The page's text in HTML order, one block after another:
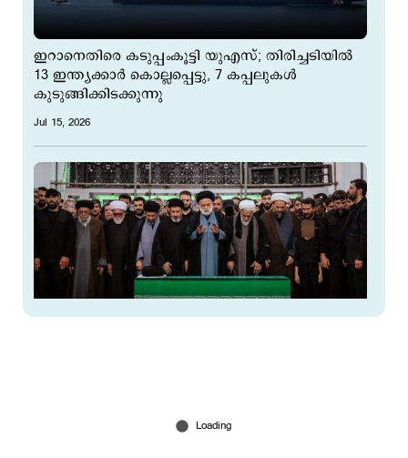
ഇറാനെതിരെ കടുപ്പംകൂട്ടി യുഎസ്; തിരിച്ചടിയില്‍
13 ഇന്ത്യക്കാര്‍ കൊല്ലപ്പെട്ടു, 7 കപ്പലുകൾ
കുടുങ്ങിക്കിടക്കുന്നു
Jul 15, 2026